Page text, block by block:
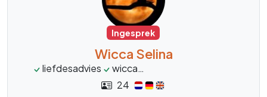
Ingesprek
Wicca Selina
liefdesadvies wicca
24